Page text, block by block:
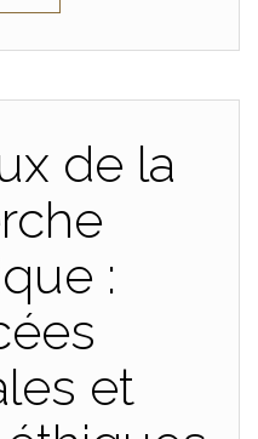
de la
:
et